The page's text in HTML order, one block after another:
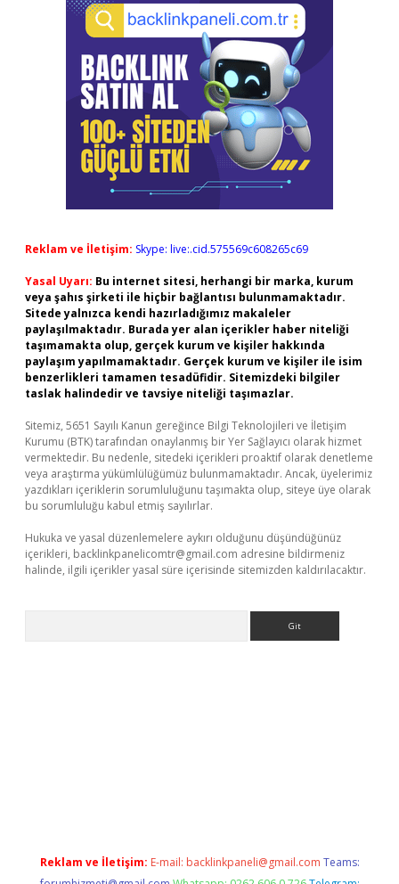
Reklam ve İletişim: Skype: live:.cid.575569c608265c69
Yasal Uyarı: Bu internet sitesi, herhangi bir marka, kurum
veya şahıs şirketi ile hiçbir bağlantısı bulunmamaktadır.
Sitede yalnızca kendi hazırladığımız makaleler
paylaşılmaktadır. Burada yer alan içerikler haber niteliği
taşımamakta olup, gerçek kurum ve kişiler hakkında
paylaşım yapılmamaktadır. Gerçek kurum ve kişiler ile isim
benzerlikleri tamamen tesadüfidir. Sitemizdeki bilgiler
taslak halindedir ve tavsiye niteliği taşımazlar.
Sitemiz, 5651 Sayılı Kanun gereğince Bilgi Teknolojileri ve İletişim
Kurumu (BTK) tarafından onaylanmış bir Yer Sağlayıcı olarak hizmet
vermektedir. Bu nedenle, sitedeki içerikleri proaktif olarak denetleme
veya araştırma yükümlülüğümüz bulunmamaktadır. Ancak, üyelerimiz
yazdıkları içeriklerin sorumluluğunu taşımakta olup, siteye üye olarak
bu sorumluluğu kabul etmiş sayılırlar.
Hukuka ve yasal düzenlemelere aykırı olduğunu düşündüğünüz
içerikleri, backlinkpanelicomtr@gmail.com adresine bildirmeniz
halinde, ilgili içerikler yasal süre içerisinde sitemizden kaldırılacaktır.
Reklam ve İletişim: E-mail: backlinkpaneli@gmail.com Teams: